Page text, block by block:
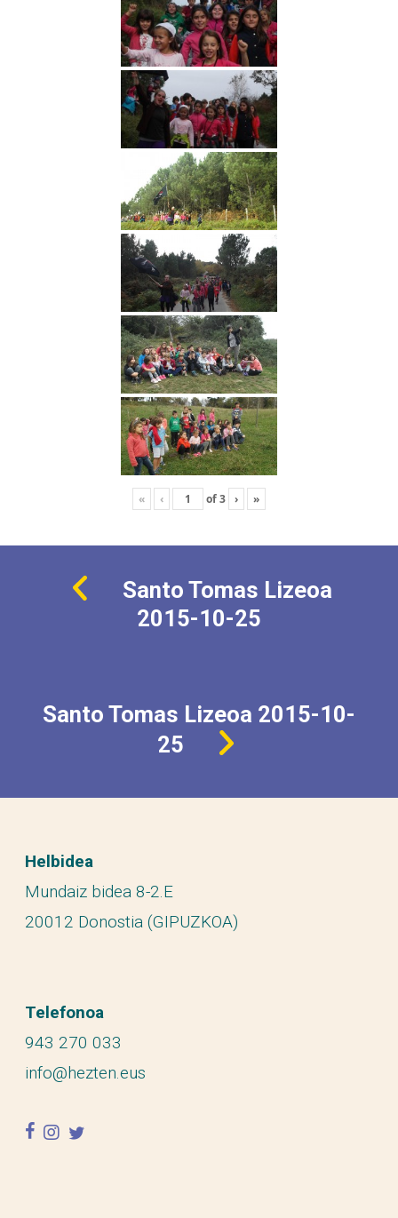
« ‹ of3 › »
Santo Tomas Lizeoa
2015-10-25
Santo Tomas Lizeoa 2015-10-
25
Helbidea
Mundaiz bidea 8-2.E
20012 Donostia (GIPUZKOA)
Telefonoa
943 270 033
info@hezten.eus
facebook
instagram
twitter